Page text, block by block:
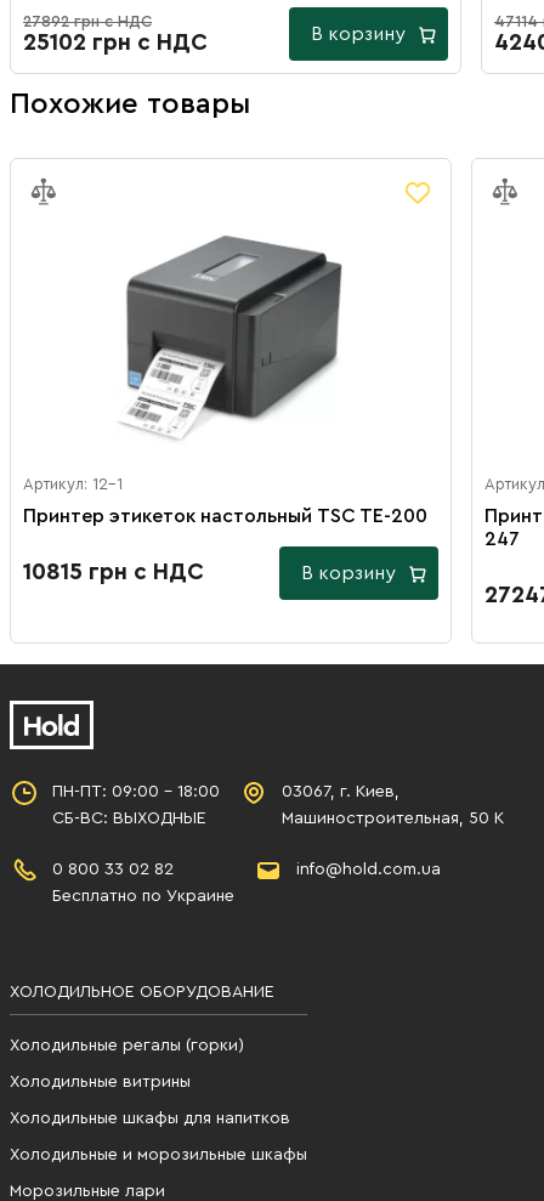
27892 грн с НДС
25102 грн с НДС В корзину
Похожие товары
Артикул: 12-1
Принтер этикеток настольный TSC TE-200
10815 грн с НДС В корзину
247
ПН-ПТ: 09:00 - 18:00
СБ-ВС: ВЫХОДНЫЕ
03067, г. Киев,
Машиностроительная, 50 К
0 800 33 02 82
Бесплатно по Украине
info@hold.com.ua
ХОЛОДИЛЬНОЕ ОБОРУДОВАНИЕ
Холодильные регалы (горки)
Холодильные витрины
Холодильные шкафы для напитков
Холодильные и морозильные шкафы
Морозильные лари